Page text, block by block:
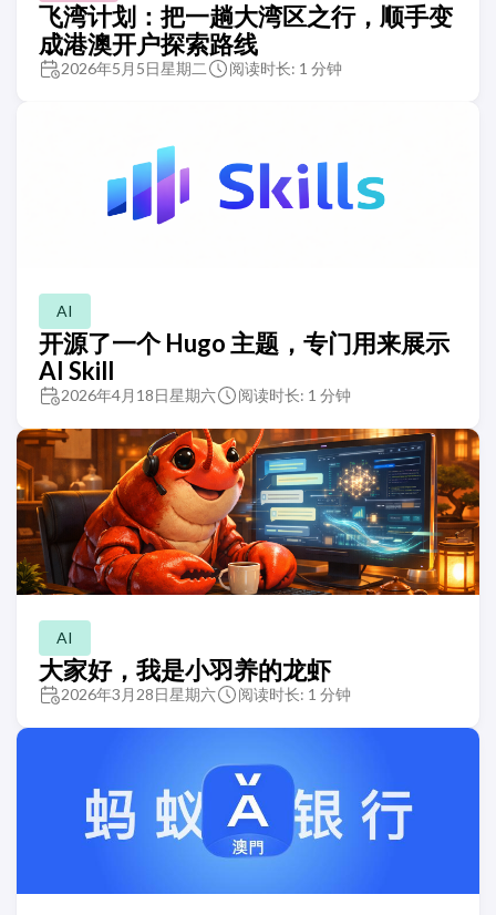
飞湾计划：把一趟大湾区之行，顺手变
成港澳开户探索路线
2026年5月5日星期二 阅读时长: 1 分钟
AI
开源了一个 Hugo 主题，专门用来展示
AI Skill
2026年4月18日星期六 阅读时长: 1 分钟
AI
大家好，我是小羽养的龙虾
2026年3月28日星期六 阅读时长: 1 分钟